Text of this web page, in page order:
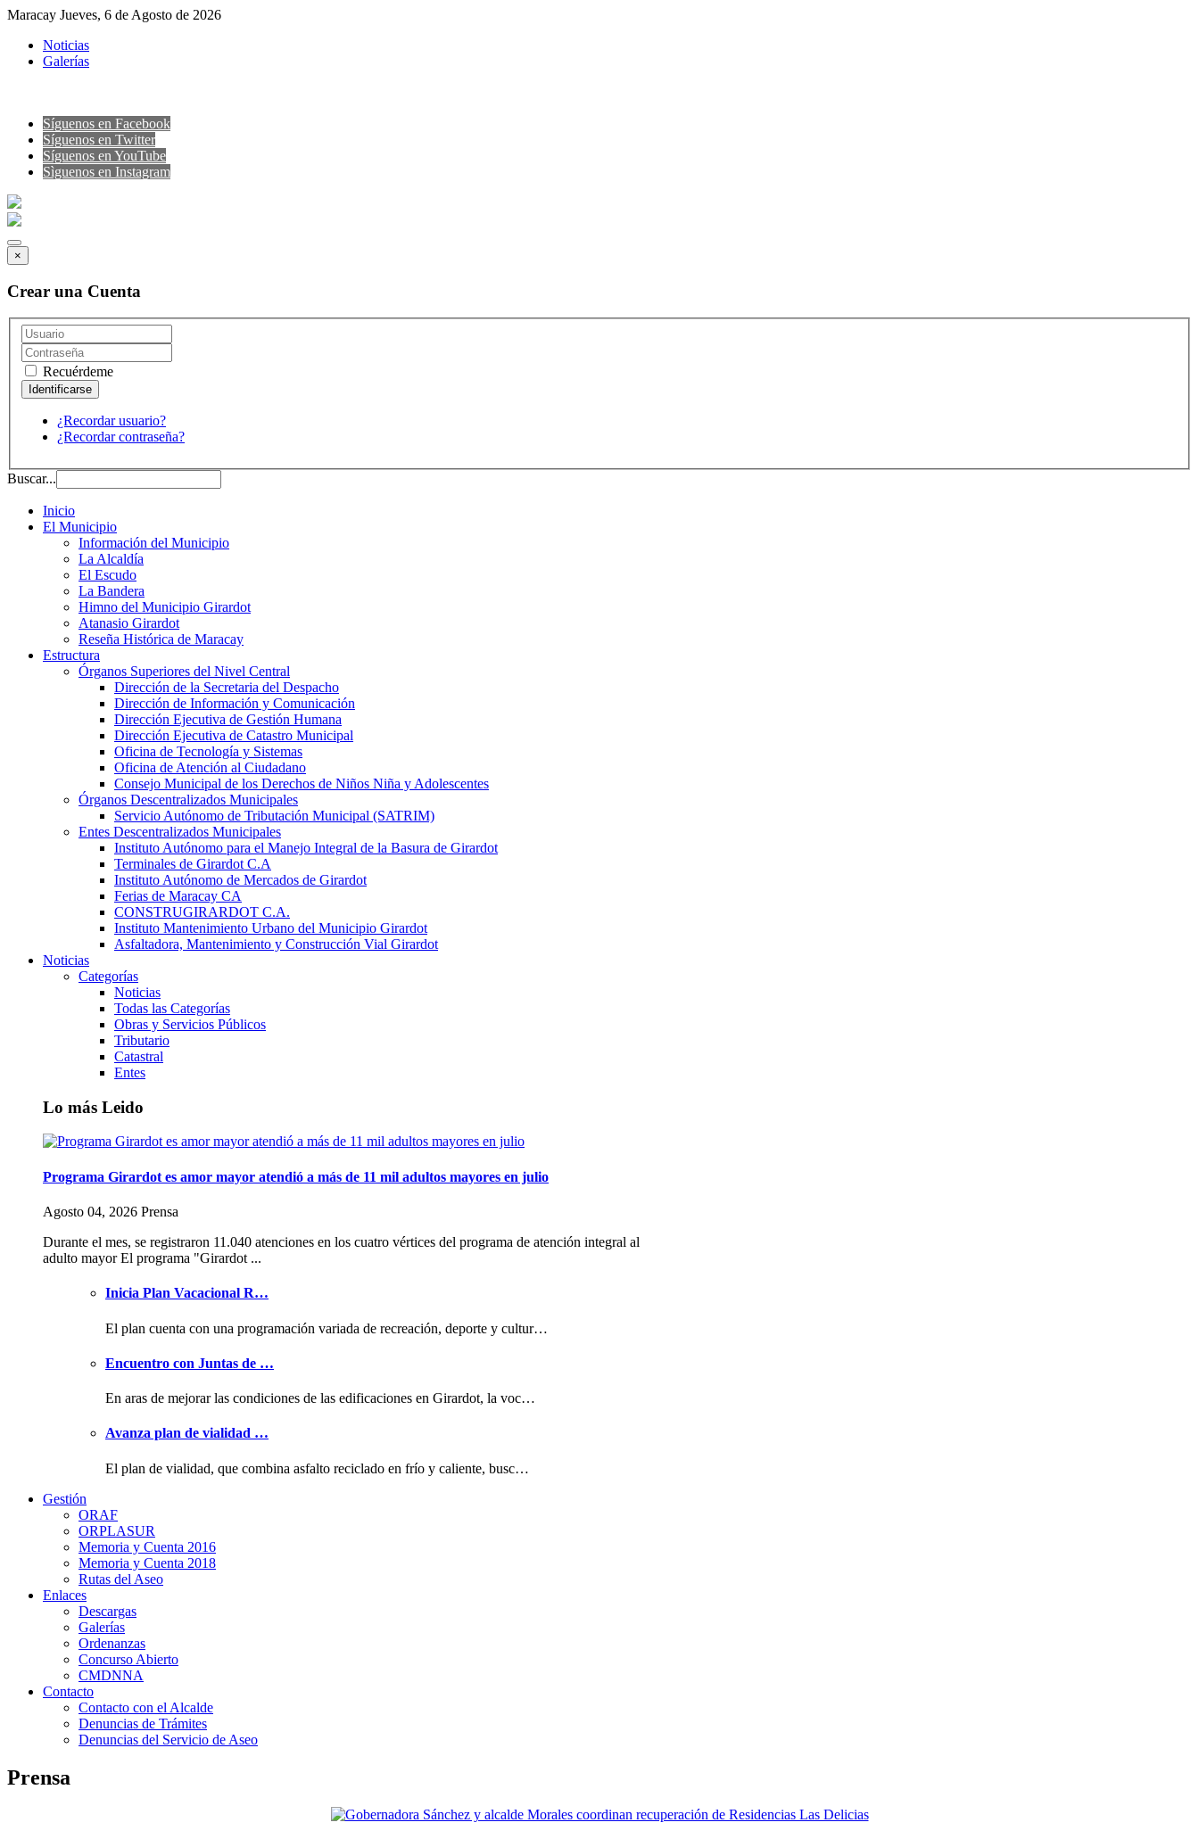
Maracay Jueves, 6 de Agosto de 2026
Noticias
Galerías
Síguenos en Facebook
Síguenos en Twitter
Síguenos en YouTube
Sìguenos en Instagram
×
Crear una Cuenta
Recuérdeme
¿Recordar usuario?
¿Recordar contraseña?
Buscar...
Inicio
El Municipio
Información del Municipio
La Alcaldía
El Escudo
La Bandera
Himno del Municipio Girardot
Atanasio Girardot
Reseña Histórica de Maracay
Estructura
Órganos Superiores del Nivel Central
Dirección de la Secretaria del Despacho
Dirección de Información y Comunicación
Dirección Ejecutiva de Gestión Humana
Dirección Ejecutiva de Catastro Municipal
Oficina de Tecnología y Sistemas
Oficina de Atención al Ciudadano
Consejo Municipal de los Derechos de Niños Niña y Adolescentes
Órganos Descentralizados Municipales
Servicio Autónomo de Tributación Municipal (SATRIM)
Entes Descentralizados Municipales
Instituto Autónomo para el Manejo Integral de la Basura de Girardot
Terminales de Girardot C.A
Instituto Autónomo de Mercados de Girardot
Ferias de Maracay CA
CONSTRUGIRARDOT C.A.
Instituto Mantenimiento Urbano del Municipio Girardot
Asfaltadora, Mantenimiento y Construcción Vial Girardot
Noticias
Categorías
Noticias
Todas las Categorías
Obras y Servicios Públicos
Tributario
Catastral
Entes
Lo más Leido
Programa Girardot es amor mayor atendió a más de 11 mil adultos mayores en julio
Agosto 04, 2026 Prensa
Durante el mes, se registraron 11.040 atenciones en los cuatro vértices del programa de atención integral al
adulto mayor El programa "Girardot ...
Inicia Plan Vacacional R…
El plan cuenta con una programación variada de recreación, deporte y cultur…
Encuentro con Juntas de …
En aras de mejorar las condiciones de las edificaciones en Girardot, la voc…
Avanza plan de vialidad …
El plan de vialidad, que combina asfalto reciclado en frío y caliente, busc…
Gestión
ORAF
ORPLASUR
Memoria y Cuenta 2016
Memoria y Cuenta 2018
Rutas del Aseo
Enlaces
Descargas
Galerías
Ordenanzas
Concurso Abierto
CMDNNA
Contacto
Contacto con el Alcalde
Denuncias de Trámites
Denuncias del Servicio de Aseo
Prensa